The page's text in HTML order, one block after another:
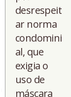
desrespeit
ar norma
condomini
al, que
exigia o
uso de
máscara